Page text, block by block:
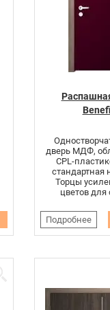
дверь МДФ,
CPL-
стандартная
Торцы
цветов для
Подробнее